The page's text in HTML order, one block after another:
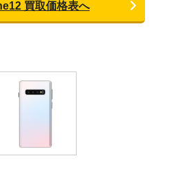
買取価格表へ